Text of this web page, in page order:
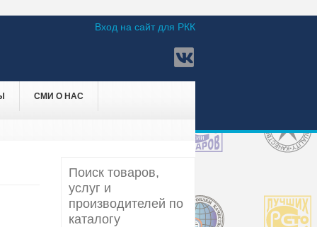
Вход на сайт для РКК
СМИ О НАС
Поиск товаров,
услуг и
производителей по
каталогу